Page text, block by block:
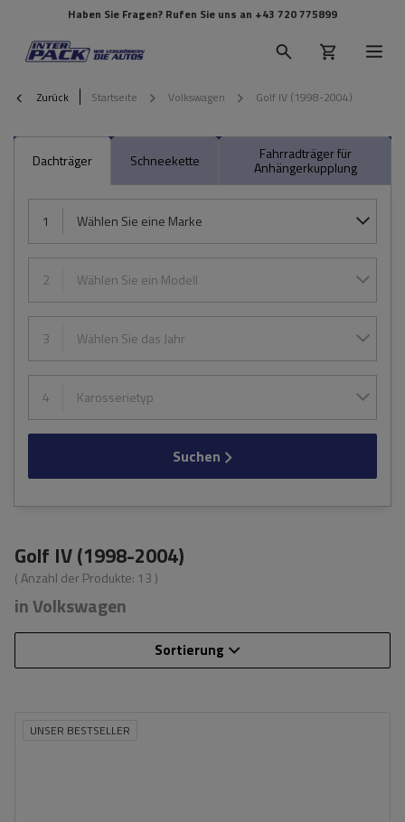
Haben Sie Fragen? Rufen Sie uns an +43 720 775899
Zurück Startseite Volkswagen Golf IV (1998-2004)
Dachträger Schneekette Fahrradträger für
Anhängerkupplung
1 Wählen Sie eine Marke
2 Wählen Sie ein Modell
3 Wählen Sie das Jahr
4 Karosserietyp
Suchen
Golf IV (1998-2004)
( Anzahl der Produkte: 13 )
in Volkswagen
Sortierung
UNSER BESTSELLER